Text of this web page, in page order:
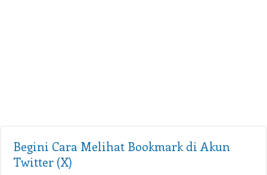
Begini Cara Melihat Bookmark di Akun
Twitter (X)